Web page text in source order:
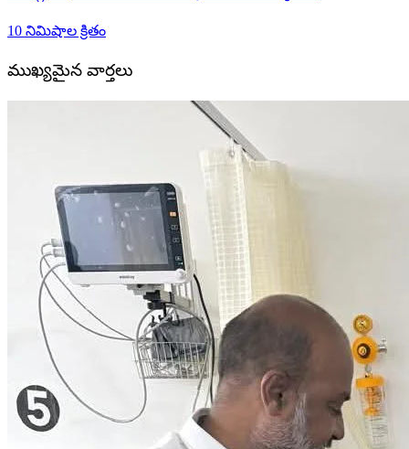
10 నిమిషాల క్రితం
ముఖ్యమైన వార్తలు